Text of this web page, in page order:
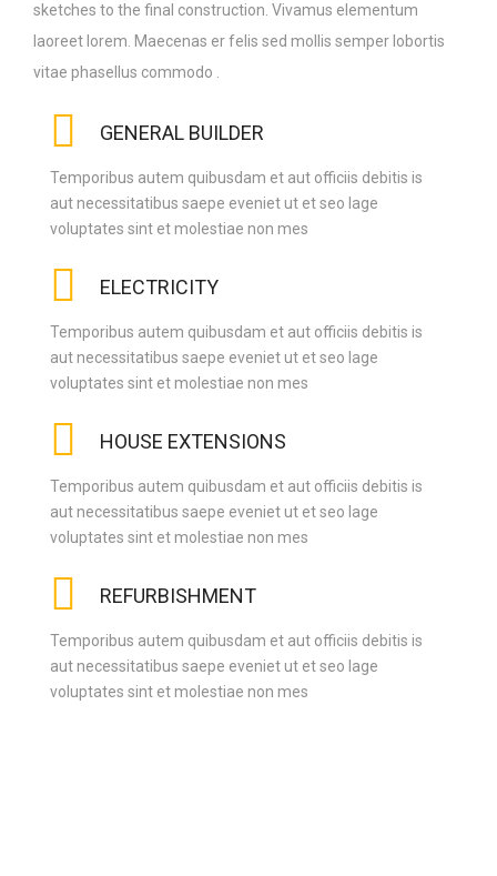
sketches to the final construction. Vivamus elementum
laoreet lorem. Maecenas er felis sed mollis semper lobortis
vitae phasellus commodo .
GENERAL BUILDER
Temporibus autem quibusdam et aut officiis debitis is
aut necessitatibus saepe eveniet ut et seo lage
voluptates sint et molestiae non mes
ELECTRICITY
Temporibus autem quibusdam et aut officiis debitis is
aut necessitatibus saepe eveniet ut et seo lage
voluptates sint et molestiae non mes
HOUSE EXTENSIONS
Temporibus autem quibusdam et aut officiis debitis is
aut necessitatibus saepe eveniet ut et seo lage
voluptates sint et molestiae non mes
REFURBISHMENT
Temporibus autem quibusdam et aut officiis debitis is
aut necessitatibus saepe eveniet ut et seo lage
voluptates sint et molestiae non mes